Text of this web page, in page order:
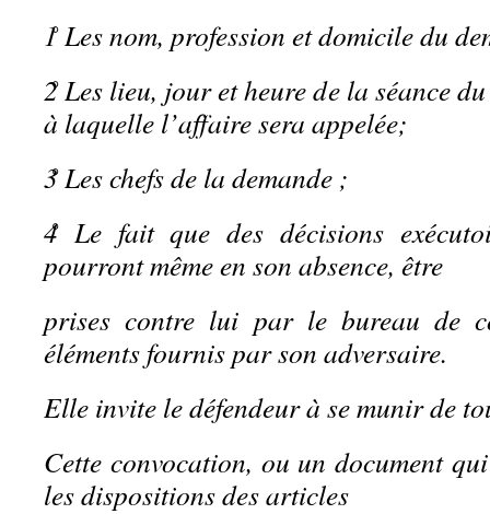
1̊ Les nom, profession et domicile du
2̊ Les lieu, jour et heure de la séance
à laquelle l’affaire sera appelée;
3̊ Les chefs de la demande ;
4̊ Le fait que des décisions
pourront même en son absence, être
prises contre lui par le bureau de
éléments fournis par son adversaire.
Elle invite le défendeur à se munir de
Cette convocation, ou un document
les dispositions des articles